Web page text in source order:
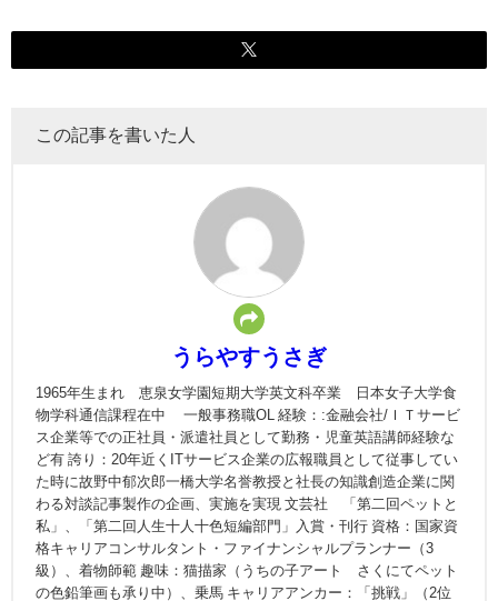
この記事を書いた人
うらやすうさぎ
1965年生まれ 恵泉女学園短期大学英文科卒業 日本女子大学食
物学科通信課程在中 一般事務職OL 経験：:金融会社/ＩＴサービ
ス企業等での正社員・派遣社員として勤務・児童英語講師経験な
ど有 誇り：20年近くITサービス企業の広報職員として従事してい
た時に故野中郁次郎一橋大学名誉教授と社長の知識創造企業に関
わる対談記事製作の企画、実施を実現 文芸社 「第二回ペットと
私」、「第二回人生十人十色短編部門」入賞・刊行 資格：国家資
格キャリアコンサルタント・ファイナンシャルプランナー（3
級）、着物師範 趣味：猫描家（うちの子アート さくにてペット
の色鉛筆画も承り中）、乗馬 キャリアアンカー：「挑戦」（2位